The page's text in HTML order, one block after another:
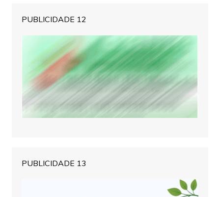
PUBLICIDADE 12
PUBLICIDADE 13